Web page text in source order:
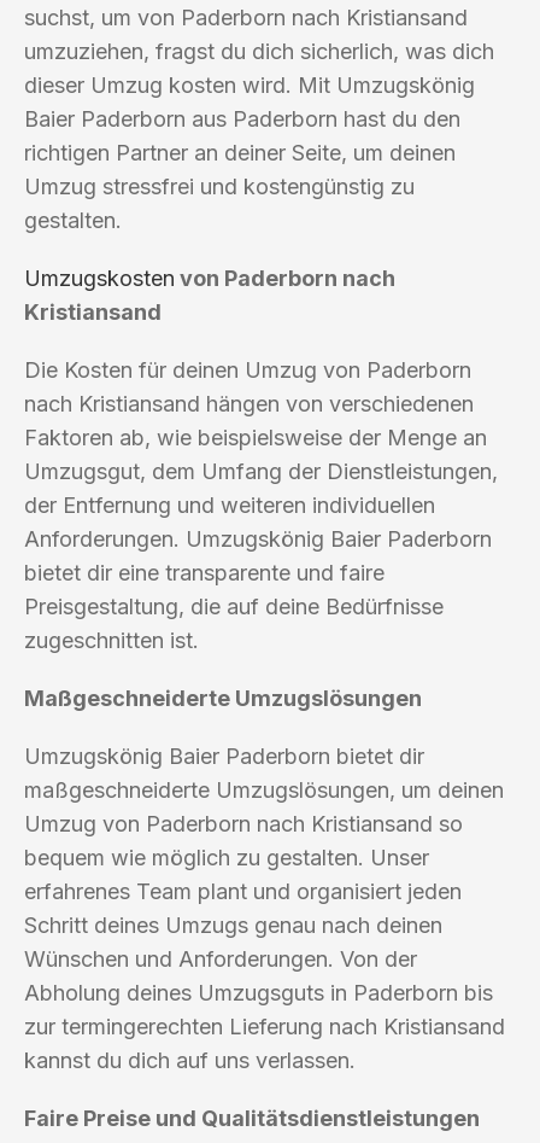
suchst, um von Paderborn nach Kristiansand
umzuziehen, fragst du dich sicherlich, was dich
dieser Umzug kosten wird. Mit Umzugskönig
Baier Paderborn aus Paderborn hast du den
richtigen Partner an deiner Seite, um deinen
Umzug stressfrei und kostengünstig zu
gestalten.
Umzugskosten von Paderborn nach
Kristiansand
Die Kosten für deinen Umzug von Paderborn
nach Kristiansand hängen von verschiedenen
Faktoren ab, wie beispielsweise der Menge an
Umzugsgut, dem Umfang der Dienstleistungen,
der Entfernung und weiteren individuellen
Anforderungen. Umzugskönig Baier Paderborn
bietet dir eine transparente und faire
Preisgestaltung, die auf deine Bedürfnisse
zugeschnitten ist.
Maßgeschneiderte Umzugslösungen
Umzugskönig Baier Paderborn bietet dir
maßgeschneiderte Umzugslösungen, um deinen
Umzug von Paderborn nach Kristiansand so
bequem wie möglich zu gestalten. Unser
erfahrenes Team plant und organisiert jeden
Schritt deines Umzugs genau nach deinen
Wünschen und Anforderungen. Von der
Abholung deines Umzugsguts in Paderborn bis
zur termingerechten Lieferung nach Kristiansand
kannst du dich auf uns verlassen.
Faire Preise und Qualitätsdienstleistungen